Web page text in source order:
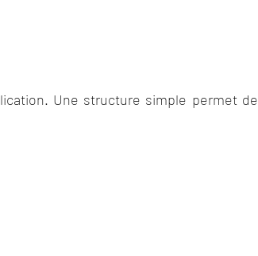
Une structure simple permet de